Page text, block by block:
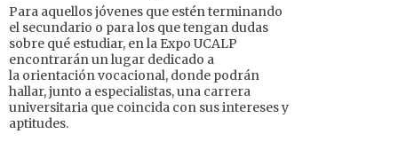
Para aquellos jóvenes que estén terminando
el secundario o para los que tengan dudas
sobre qué estudiar, en la Expo UCALP
encontrarán un lugar dedicado a
la orientación vocacional, donde podrán
hallar, junto a especialistas, una carrera
universitaria que coincida con sus intereses y
aptitudes.